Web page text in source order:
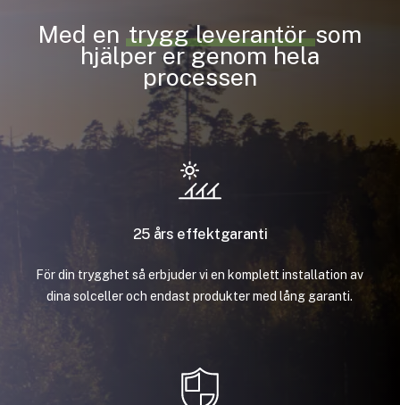
Med entrygg leverantörsom
hjälper er genom hela
processen
25 års effektgaranti
För din trygghet så erbjuder vi en komplett installation av
dina solceller och endast produkter med lång garanti.